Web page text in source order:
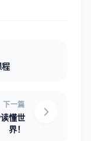
下一篇
懂世
界！